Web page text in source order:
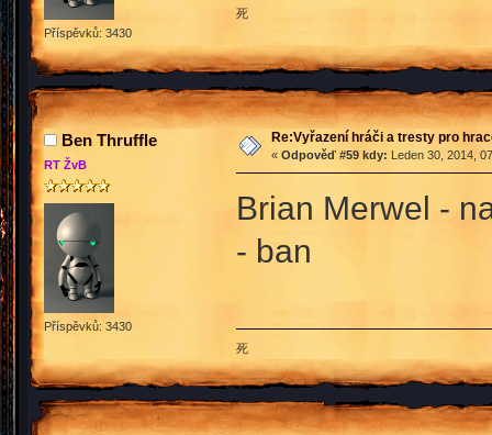
Příspěvků: 3430
死
Ben Thruffle
RT ŽvB
Příspěvků: 3430
Re:Vyřazení hráči a tresty pro
« Odpověď #59 kdy: Leden 30, 2014,
Brian Merwel -
- ban
死